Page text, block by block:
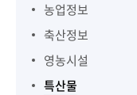
농업정보
축산정보
영농시설
특산물